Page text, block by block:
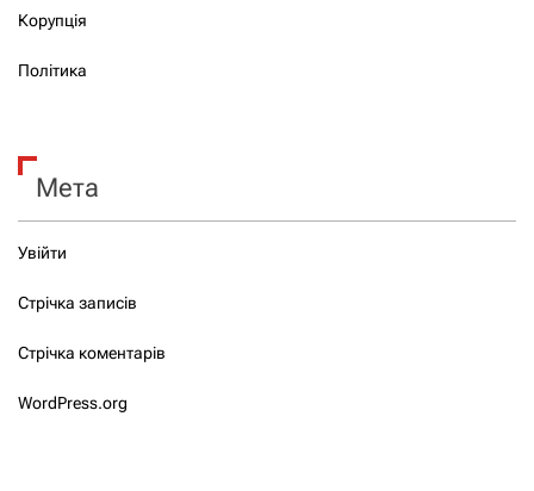
Корупція
Політика
Мета
Увійти
Стрічка записів
Стрічка коментарів
WordPress.org